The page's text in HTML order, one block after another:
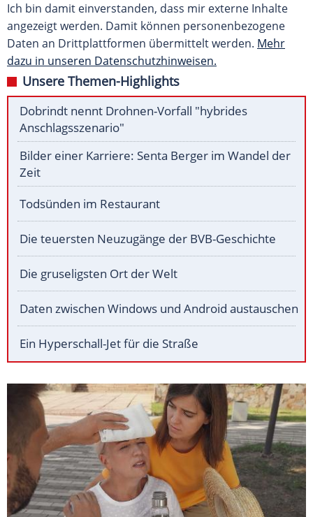
Ich bin damit einverstanden, dass mir externe Inhalte
angezeigt werden. Damit können personenbezogene
Daten an Drittplattformen übermittelt werden. Mehr
dazu in unseren Datenschutzhinweisen.
Unsere Themen-Highlights
Dobrindt nennt Drohnen-Vorfall "hybrides
Anschlagsszenario"
Bilder einer Karriere: Senta Berger im Wandel der
Zeit
Todsünden im Restaurant
Die teuersten Neuzugänge der BVB-Geschichte
Die gruseligsten Ort der Welt
Daten zwischen Windows und Android austauschen
Ein Hyperschall-Jet für die Straße